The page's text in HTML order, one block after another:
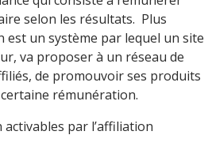
selon les résultats. Plus
est un système par lequel un site
va proposer à un réseau de
de promouvoir ses produits
rémunération.
activables par l’affiliation